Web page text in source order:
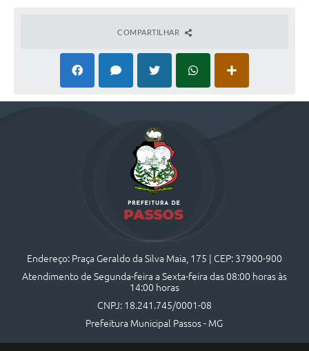
COMPARTILHAR
Endereço: Praça Geraldo da Silva Maia, 175 | CEP: 37900-900
Atendimento de Segunda-feira a Sexta-feira das 08:00 horas às
14:00 horas
CNPJ: 18.241.745/0001-08
Prefeitura Municipal Passos - MG